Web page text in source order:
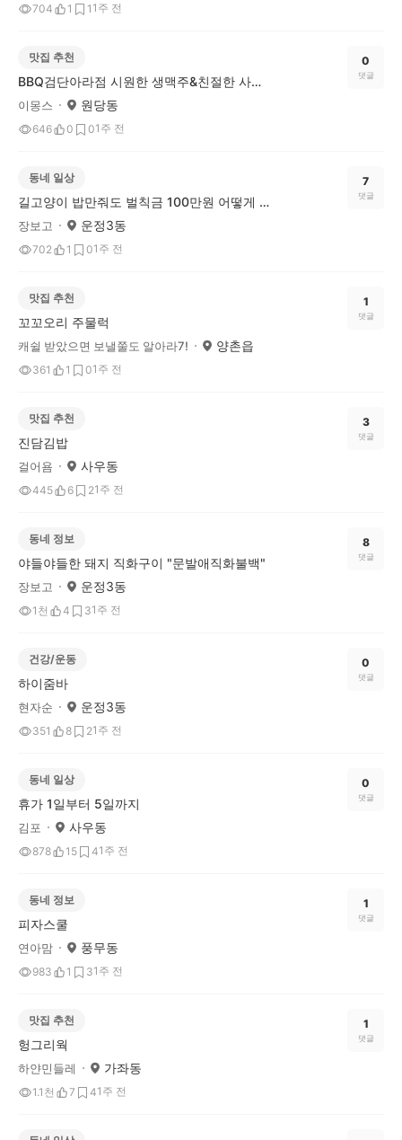
704 1 1 1주 전
맛집 추천
BBQ검단아라점 시원한 생맥주&친절한 사장님
이몽스 원당동
646 0 01주 전
0
댓글
동네 일상
길고양이 밥만줘도 벌칙금 100만원 어떻게 생각하세요..
장보고 운정3동
702 1 01주 전
7
댓글
맛집 추천
꼬꼬오리 주물럭
캐쉴 받았으면 보낼쭐도 알아라7! 양촌읍
361 1 01주 전
1
댓글
맛집 추천
진담김밥
걸어욤 사우동
445 6 21주 전
3
댓글
동네 정보
야들야들한 돼지 직화구이 "문발애직화불백"
장보고 운정3동
1천 4 31주 전
8
댓글
건강/운동
하이줌바
현자순 운정3동
351 8 21주 전
0
댓글
동네 일상
휴가 1일부터 5일까지
김포 사우동
878 15 41주 전
0
댓글
동네 정보
피자스쿨
연아맘 풍무동
983 1 31주 전
1
댓글
맛집 추천
헝그리웍
하얀민들레 가좌동
1.1천 7 41주 전
1
댓글